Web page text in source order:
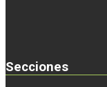
Secciones